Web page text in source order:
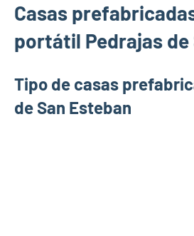
Casas
portátil Pedrajas de
Tipo de casas
de San Esteban